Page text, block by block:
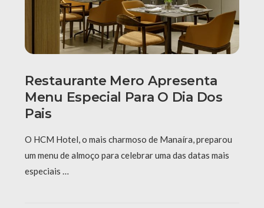
Restaurante Mero Apresenta
Menu Especial Para O Dia Dos
Pais
O HCM Hotel, o mais charmoso de Manaíra, preparou
um menu de almoço para celebrar uma das datas mais
especiais …